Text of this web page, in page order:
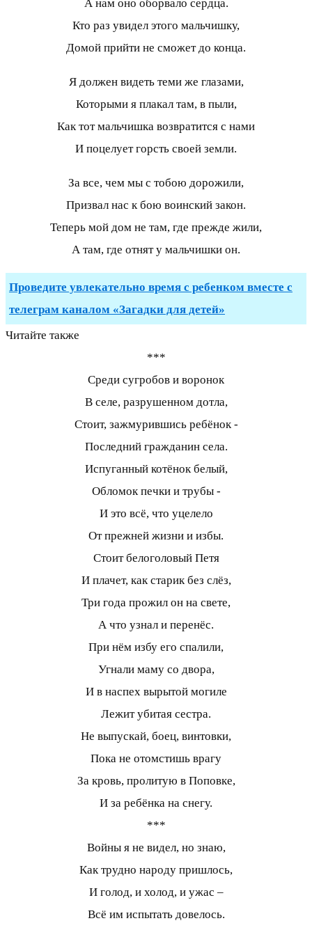
А нам оно оборвало сердца.
Кто раз увидел этого мальчишку,
Домой прийти не сможет до конца.
Я должен видеть теми же глазами,
Которыми я плакал там, в пыли,
Как тот мальчишка возвратится с нами
И поцелует горсть своей земли.
За все, чем мы с тобою дорожили,
Призвал нас к бою воинский закон.
Теперь мой дом не там, где прежде жили,
А там, где отнят у мальчишки он.
Проведите увлекательно время с ребенком вместе с
телеграм каналом «Загадки для детей»
Читайте также
***
Среди сугробов и воронок
В селе, разрушенном дотла,
Стоит, зажмурившись ребёнок -
Последний гражданин села.
Испуганный котёнок белый,
Обломок печки и трубы -
И это всё, что уцелело
От прежней жизни и избы.
Стоит белоголовый Петя
И плачет, как старик без слёз,
Три года прожил он на свете,
А что узнал и перенёс.
При нём избу его спалили,
Угнали маму со двора,
И в наспех вырытой могиле
Лежит убитая сестра.
Не выпускай, боец, винтовки,
Пока не отомстишь врагу
За кровь, пролитую в Поповке,
И за ребёнка на снегу.
***
Войны я не видел, но знаю,
Как трудно народу пришлось,
И голод, и холод, и ужас –
Всё им испытать довелось.